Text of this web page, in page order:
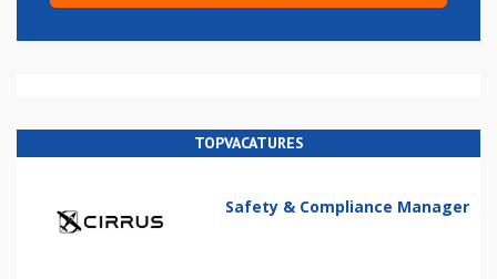
TOPVACATURES
Safety & Compliance Manager